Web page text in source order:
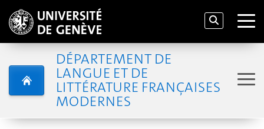
DÉPARTEMENT DE
LANGUE ET DE
LITTÉRATURE FRANÇAISES
MODERNES